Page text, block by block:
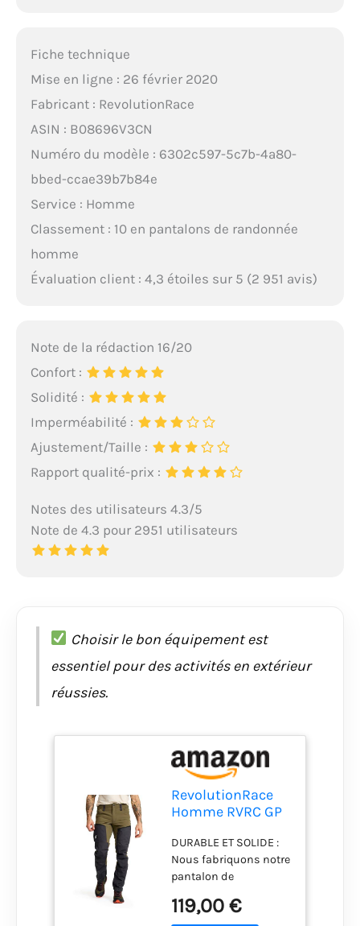
Fiche technique
Mise en ligne : 26 février 2020
Fabricant : RevolutionRace
ASIN : B08696V3CN
Numéro du modèle : 6302c597-5c7b-4a80-
bbed-ccae39b7b84e
Service : Homme
Classement : 10 en pantalons de randonnée
homme
Évaluation client : 4,3 étoiles sur 5 (2 951 avis)
Note de la rédaction 16/20
Confort :
Solidité :
Imperméabilité :
Ajustement/Taille :
Rapport qualité-prix :
Notes des utilisateurs 4.3/5
Note de 4.3 pour 2951 utilisateurs
Choisir le bon équipement est
essentiel pour des activités en extérieur
réussies.
RevolutionRace
Homme RVRC GP
Pantalon Durable
pour la
randonnée et
Autres activités
de Plein air, Dark
DURABLE ET SOLIDE :
Nous fabriquons notre
pantalon de
qualité en tissu
119,00 €